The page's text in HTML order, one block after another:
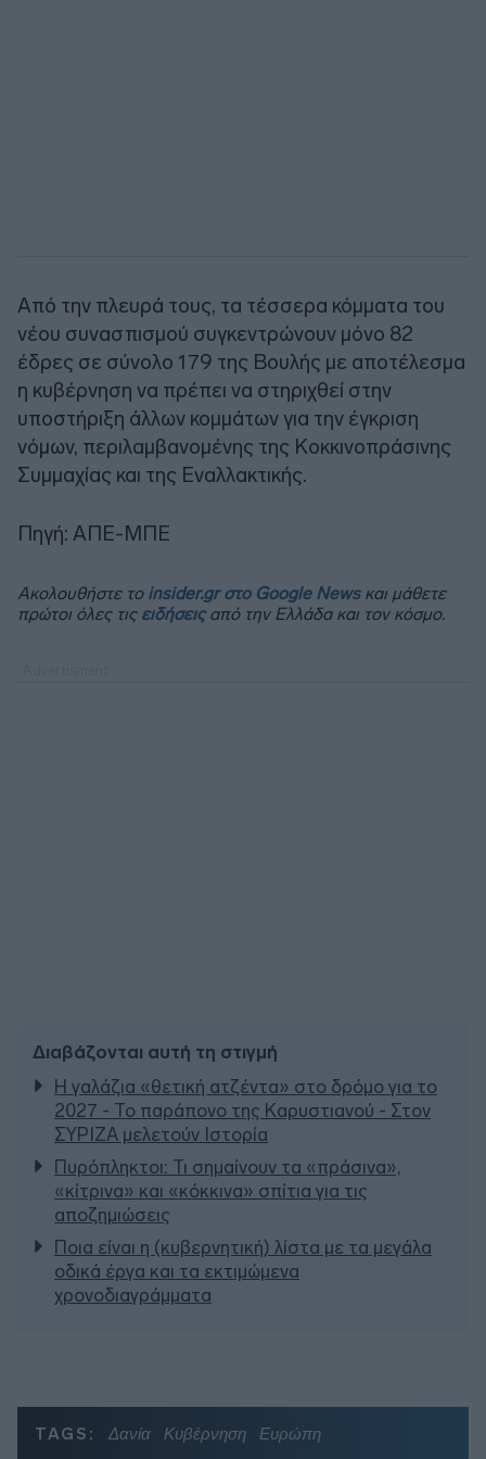
Από την πλευρά τους, τα τέσσερα κόμματα του
νέου συνασπισμού συγκεντρώνουν μόνο 82
έδρες σε σύνολο 179 της Βουλής με αποτέλεσμα
η κυβέρνηση να πρέπει να στηριχθεί στην
υποστήριξη άλλων κομμάτων για την έγκριση
νόμων, περιλαμβανομένης της Κοκκινοπράσινης
Συμμαχίας και της Εναλλακτικής.
Πηγή: ΑΠΕ-ΜΠΕ
Ακολουθήστε το insider.gr στο Google Newsκαι μάθετε
πρώτοι όλες τις ειδήσειςαπό την Ελλάδα και τον κόσμο.
Διαβάζονται αυτή τη στιγμή
Η γαλάζια «θετική ατζέντα» στο δρόμο για το
2027 - Το παράπονο της Καρυστιανού - Στον
ΣΥΡΙΖΑ μελετούν Ιστορία
Πυρόπληκτοι: Τι σημαίνουν τα «πράσινα»,
«κίτρινα» και «κόκκινα» σπίτια για τις
αποζημιώσεις
Ποια είναι η (κυβερνητική) λίστα με τα μεγάλα
οδικά έργα και τα εκτιμώμενα
χρονοδιαγράμματα
TAGS: Δανία Κυβέρνηση Ευρώπη